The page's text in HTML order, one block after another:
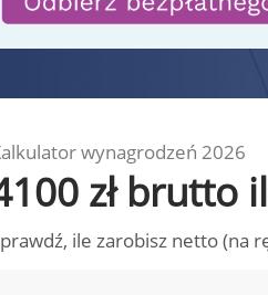
wynagrodzeń 2026
zł brutto
ile zarobisz netto (na